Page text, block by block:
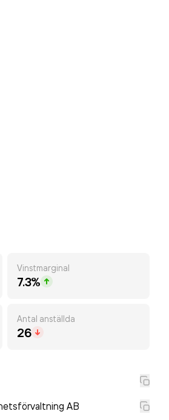
Vinstmarginal
7.3%
Antal anställda
26
AB